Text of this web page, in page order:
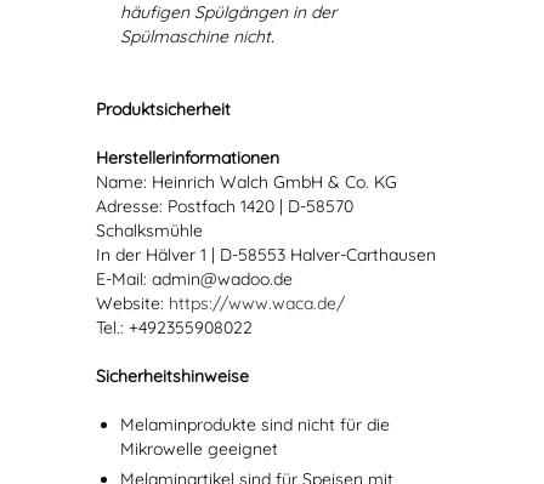
häufigen Spülgängen in der
Spülmaschine nicht.
Produktsicherheit
Herstellerinformationen
Name: Heinrich Walch GmbH & Co. KG
Adresse: Postfach 1420 | D-58570
Schalksmühle
In der Hälver 1 | D-58553 Halver-Carthausen
E-Mail: admin@wadoo.de
Website: https://www.waca.de/
Tel.: +492355908022
Sicherheitshinweise
Melaminprodukte sind nicht für die
Mikrowelle geeignet
Melaminartikel sind für Speisen mit